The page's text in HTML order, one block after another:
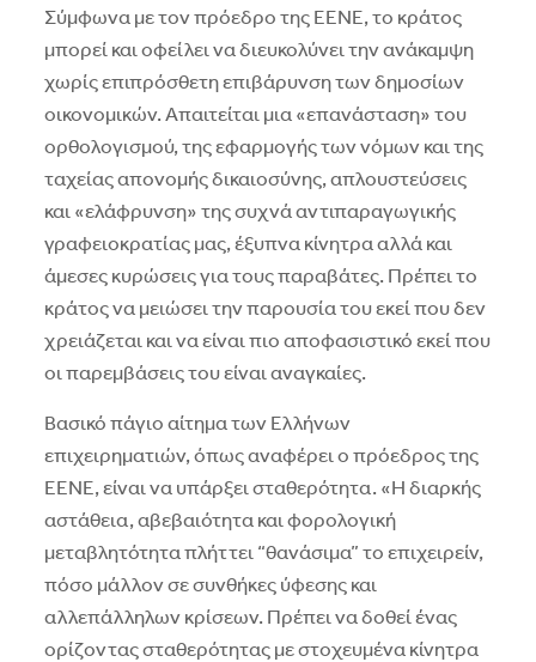
Σύμφωνα με τον πρόεδρο της ΕΕΝΕ, το κράτος
μπορεί και οφείλει να διευκολύνει την ανάκαμψη
χωρίς επιπρόσθετη επιβάρυνση των δημοσίων
οικονομικών. Απαιτείται μια «επανάσταση» του
ορθολογισμού, της εφαρμογής των νόμων και της
ταχείας απονομής δικαιοσύνης, απλουστεύσεις
και «ελάφρυνση» της συχνά αντιπαραγωγικής
γραφειοκρατίας μας, έξυπνα κίνητρα αλλά και
άμεσες κυρώσεις για τους παραβάτες. Πρέπει το
κράτος να μειώσει την παρουσία του εκεί που δεν
χρειάζεται και να είναι πιο αποφασιστικό εκεί που
οι παρεμβάσεις του είναι αναγκαίες.
Βασικό πάγιο αίτημα των Ελλήνων
επιχειρηματιών, όπως αναφέρει ο πρόεδρος της
ΕΕΝΕ, είναι να υπάρξει σταθερότητα. «Η διαρκής
αστάθεια, αβεβαιότητα και φορολογική
μεταβλητότητα πλήττει “θανάσιμα” το επιχειρείν,
πόσο μάλλον σε συνθήκες ύφεσης και
αλλεπάλληλων κρίσεων. Πρέπει να δοθεί ένας
ορίζοντας σταθερότητας με στοχευμένα κίνητρα